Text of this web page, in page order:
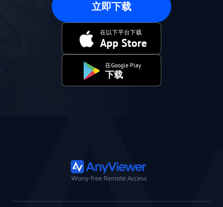
立即下载
在以下平台下载
App Store
在Google Play
下载